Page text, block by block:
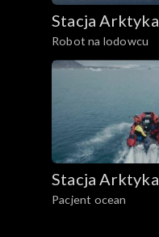
Stacja Arktyka
Robot na lodowcu
Stacja Arktyka
Pacjent ocean